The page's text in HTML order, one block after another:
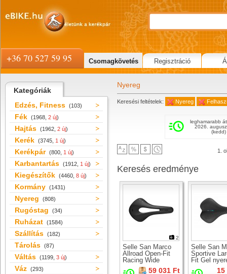
Kategóriák
Edzés, Fitness (103)
Fék (1968, 2 új)
Hajtás (1962, 2 új)
Kerék (3745, 1 új)
Kerékpár (800, 1 új)
Karbantartás (1912, 1 új)
Kiegészítők (4460, 8 új)
Kormány (1431)
Nyereg (808)
Rugóstag (34)
Ruházat (1584)
Szállítás (182)
Tárolás (87)
Váltás (1199, 3 új)
Váz (293)
Nyereg
Keresési feltételek: Nyereg
leghamarabb
2026.
(kedd)
1.
Keresés eredménye
2
Selle San Marco
Allroad Open-Fit
Racing Wide
nyereg
59 031 Ft
Selle San
Sportive
Fit Gel
15
+36 70 527 59 95 Csomagkövetés Regisztráció